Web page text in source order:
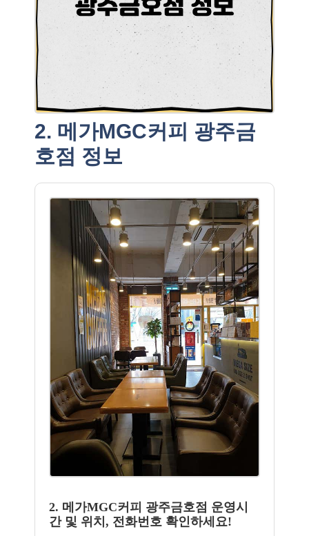
2. 메가MGC커피 광주금
호점 정보
2. 메가MGC커피 광주금호점 운영시
간 및 위치, 전화번호 확인하세요!